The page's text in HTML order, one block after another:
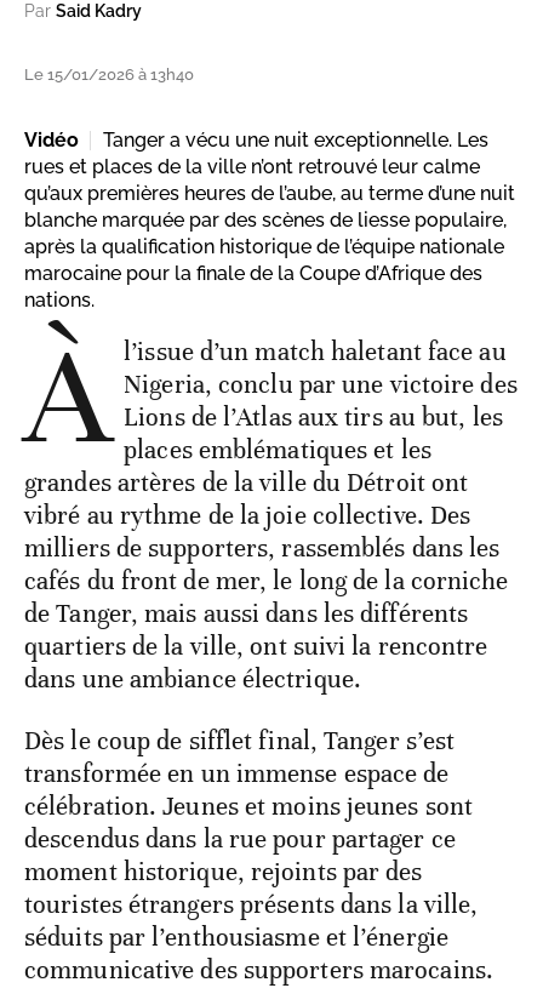
Par Said Kadry
Le 15/01/2026 à 13h40
Vidéo
Tanger a vécu une nuit exceptionnelle. Les
rues et places de la ville n’ont retrouvé leur calme
qu’aux premières heures de l’aube, au terme d’une nuit
blanche marquée par des scènes de liesse populaire,
après la qualification historique de l’équipe nationale
marocaine pour la finale de la Coupe d’Afrique des
nations.
À l’issue d’un match haletant face au
Nigeria, conclu par une victoire des
Lions de l’Atlas aux tirs au but, les
places emblématiques et les
grandes artères de la ville du Détroit ont
vibré au rythme de la joie collective. Des
milliers de supporters, rassemblés dans les
cafés du front de mer, le long de la corniche
de Tanger, mais aussi dans les différents
quartiers de la ville, ont suivi la rencontre
dans une ambiance électrique.
Dès le coup de sifflet final, Tanger s’est
transformée en un immense espace de
célébration. Jeunes et moins jeunes sont
descendus dans la rue pour partager ce
moment historique, rejoints par des
touristes étrangers présents dans la ville,
séduits par l’enthousiasme et l’énergie
communicative des supporters marocains.